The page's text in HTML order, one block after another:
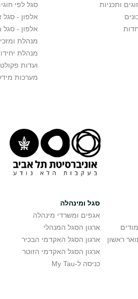
ותכניות
סגל לפי
אלפון - סגל
אלפון - סגל
מנהלת
מנהלת
ועדות
מערכות
ראשון
סגל ומינהלה
אגפים ומשרדי מינהלה
ארגון הסגל המנהלי
ארגון הסגל האקדמי הבכיר
ארגון הסגל האקדמי הזוטר
כניסה ל-My Tau